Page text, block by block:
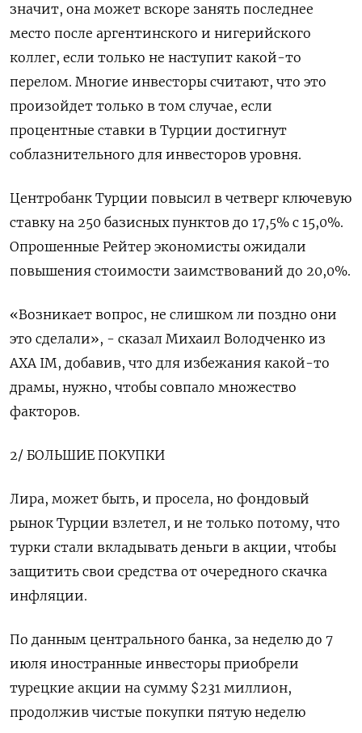
значит, она может вскоре занять последнее
место после аргентинского и нигерийского
коллег, если только не наступит какой-то
перелом. Многие инвесторы считают, что это
произойдет только в том случае, если
процентные ставки в Турции достигнут
соблазнительного для инвесторов уровня.
Центробанк Турции повысил в четверг ключевую
ставку на 250 базисных пунктов до 17,5% с 15,0%.
Опрошенные Рейтер экономисты ожидали
повышения стоимости заимствований до 20,0%.
«Возникает вопрос, не слишком ли поздно они
это сделали», - сказал Михаил Володченко из
AXA IM, добавив, что для избежания какой-то
драмы, нужно, чтобы совпало множество
факторов.
2/ БОЛЬШИЕ ПОКУПКИ
Лира, может быть, и просела, но фондовый
рынок Турции взлетел, и не только потому, что
турки стали вкладывать деньги в акции, чтобы
защитить свои средства от очередного скачка
инфляции.
По данным центрального банка, за неделю до 7
июля иностранные инвесторы приобрели
турецкие акции на сумму $231 миллион,
продолжив чистые покупки пятую неделю